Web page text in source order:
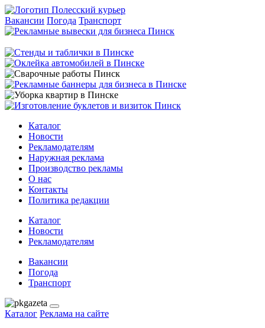
Вакансии Погода Транспорт
Каталог
Новости
Рекламодателям
Наружная реклама
Производство рекламы
О нас
Контакты
Политика редакции
Каталог
Новости
Рекламодателям
Вакансии
Погода
Транспорт
Каталог Реклама на сайте